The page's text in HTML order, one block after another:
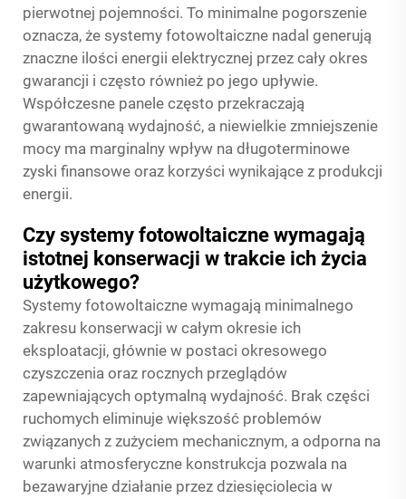
pierwotnej pojemności. To minimalne pogorszenie
oznacza, że systemy fotowoltaiczne nadal generują
znaczne ilości energii elektrycznej przez cały okres
gwarancji i często również po jego upływie.
Współczesne panele często przekraczają
gwarantowaną wydajność, a niewielkie zmniejszenie
mocy ma marginalny wpływ na długoterminowe
zyski finansowe oraz korzyści wynikające z produkcji
energii.
Czy systemy fotowoltaiczne wymagają
istotnej konserwacji w trakcie ich życia
użytkowego?
Systemy fotowoltaiczne wymagają minimalnego
zakresu konserwacji w całym okresie ich
eksploatacji, głównie w postaci okresowego
czyszczenia oraz rocznych przeglądów
zapewniających optymalną wydajność. Brak części
ruchomych eliminuje większość problemów
związanych z zużyciem mechanicznym, a odporna na
warunki atmosferyczne konstrukcja pozwala na
bezawaryjne działanie przez dziesięciolecia w